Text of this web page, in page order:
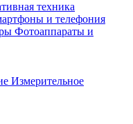
техника
и телефония
Фотоаппараты и
Измерительное